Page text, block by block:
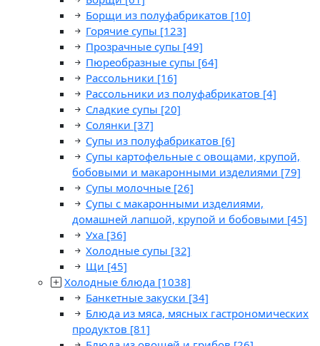
Борщи из полуфабрикатов [10]
Горячие супы [123]
Прозрачные супы [49]
Пюреобразные супы [64]
Рассольники [16]
Рассольники из полуфабрикатов [4]
Сладкие супы [20]
Солянки [37]
Супы из полуфабрикатов [6]
Супы картофельные с овощами, крупой,
бобовыми и макаронными изделиями [79]
Супы молочные [26]
Супы с макаронными изделиями,
домашней лапшой, крупой и бобовыми [45]
Уха [36]
Холодные супы [32]
Щи [45]
Холодные блюда [1038]
Банкетные закуски [34]
Блюда из мяса, мясных гастрономических
продуктов [81]